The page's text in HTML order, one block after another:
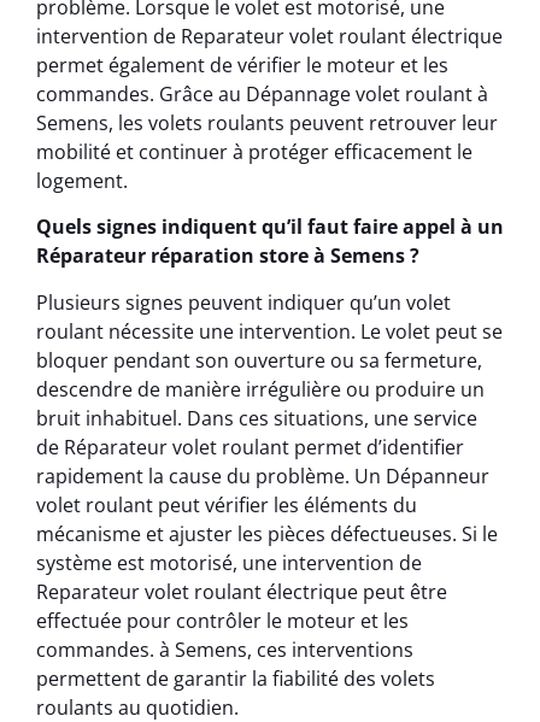
problème. Lorsque le volet est motorisé, une
intervention de Reparateur volet roulant électrique
permet également de vérifier le moteur et les
commandes. Grâce au Dépannage volet roulant à
Semens, les volets roulants peuvent retrouver leur
mobilité et continuer à protéger efficacement le
logement.
Quels signes indiquent qu’il faut faire appel à un
Réparateur réparation store à Semens ?
Plusieurs signes peuvent indiquer qu’un volet
roulant nécessite une intervention. Le volet peut se
bloquer pendant son ouverture ou sa fermeture,
descendre de manière irrégulière ou produire un
bruit inhabituel. Dans ces situations, une service
de Réparateur volet roulant permet d’identifier
rapidement la cause du problème. Un Dépanneur
volet roulant peut vérifier les éléments du
mécanisme et ajuster les pièces défectueuses. Si le
système est motorisé, une intervention de
Reparateur volet roulant électrique peut être
effectuée pour contrôler le moteur et les
commandes. à Semens, ces interventions
permettent de garantir la fiabilité des volets
roulants au quotidien.